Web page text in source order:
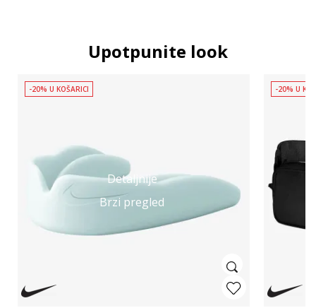
Upotpunite look
Detaljnije
Brzi pregled
-20% U KOŠARICI -20% U